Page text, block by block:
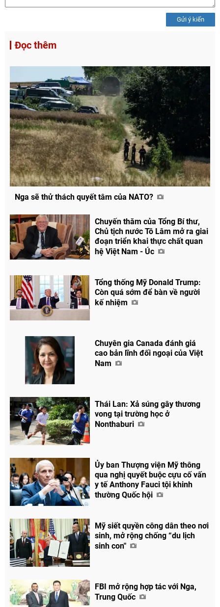
Gửi ý kiến
Đọc thêm
Nga sẽ thử thách quyết tâm của NATO?
Chuyến thăm của Tổng Bí thư,
Chủ tịch nước Tô Lâm mở ra giai
đoạn triển khai thực chất quan
hệ Việt Nam - Úc
Tổng thống Mỹ Donald Trump:
Còn quá sớm để bàn về người
kế nhiệm
Chuyên gia Canada đánh giá
cao bản lĩnh đối ngoại của Việt
Nam
Thái Lan: Xả súng gây thương
vong tại trường học ở
Nonthaburi
Ủy ban Thượng viện Mỹ thông
qua nghị quyết buộc cựu cố vấn
y tế Anthony Fauci tội khinh
thường Quốc hội
Mỹ siết quyền công dân theo nơi
sinh, mở rộng chống “du lịch
sinh con"
FBI mở rộng hợp tác với Nga,
Trung Quốc